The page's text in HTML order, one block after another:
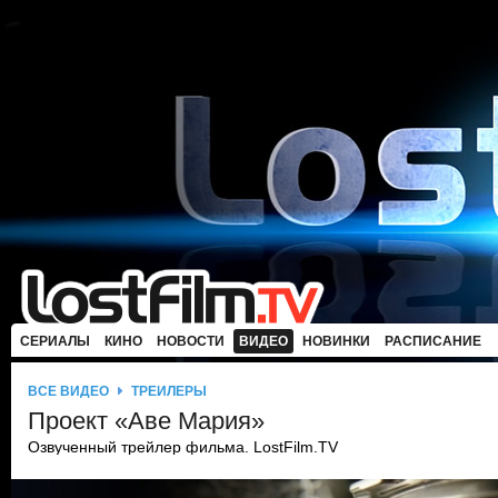
СЕРИАЛЫ КИНО НОВОСТИ ВИДЕО НОВИНКИ РАСПИСАНИЕ
ВСЕ ВИДЕО ТРЕЙЛЕРЫ
Проект «Аве Мария»
Озвученный трейлер фильма. LostFilm.TV